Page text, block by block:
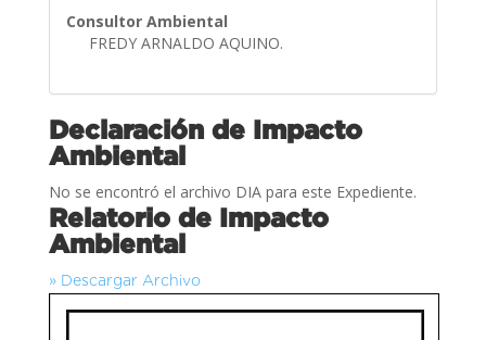
Consultor Ambiental
FREDY ARNALDO AQUINO.
Declaración de Impacto
Ambiental
No se encontró el archivo DIA para este Expediente.
Relatorio de Impacto
Ambiental
» Descargar Archivo